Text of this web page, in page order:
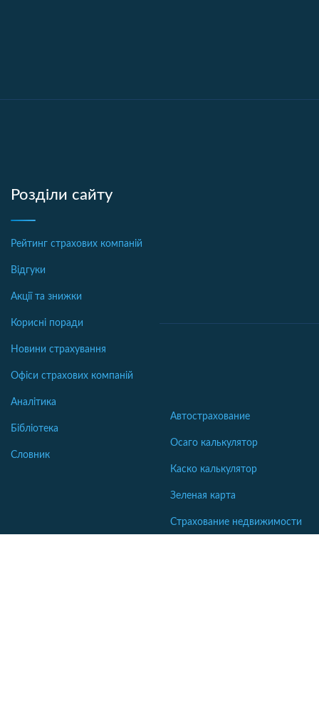
Розділи сайту
Рейтинг страхових компаній
Відгуки
Акції та знижки
Корисні поради
Новини страхування
Офіси страхових компаній
Аналітика
Бібліотека
Словник
Автострахование
Осаго калькулятор
Каско калькулятор
Зеленая карта
Страхование недвижимости